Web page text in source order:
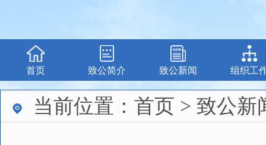
首页 致公简介 致公新闻 组织工
当前位置：首页 > 致公新